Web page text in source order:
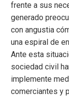
frente a sus
generado
con angustia
una espiral de
Ante esta
sociedad civil
implemente
comerciantes y